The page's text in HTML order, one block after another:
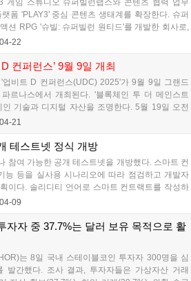
게임 스튜디오 슈퍼빌런랩스와 콘텐츠 협력 업무
폼 'PLAY3' 중심 콘텐츠 생태계를 확장한다. 슈퍼
션 RPG '슈빌: 슈퍼빌런 원티드'를 개발한 회사로,
앞두고 있다. 양사는 플랫폼과 게임 콘텐츠를 연
04-22
컨퍼런스’ 9월 9일 개최
업비트 D 컨퍼런스(UDC) 2025'가 9월 9일 그랜드
르나스에서 개최된다. '블록체인 투 더 메인스트
인 기술과 디지털 자산을 조명한다. 5월 19일 오전
켓을, 6월 2일 오전 10시부터 공식 티켓을 판매한
04-21
테스트넷 정식 개방
참여 가능한 공개 테스트넷을 개방했다. 스마트 컨
능 등을 실사용 시나리오에 따라 점검하고 개발자
이다. 솔리디티 언어로 스마트 컨트랙트를 작성하
으며, 강화된 익스플로러를 통해 트랜잭션 흐름을
다....
04-09
자자 중 37.7%는 달러 보유 목적으로 활
는 8일 국내 스테이블코인 투자자 300명을 심
발간했다. 조사 결과, 투자자들은 가상자산 거래